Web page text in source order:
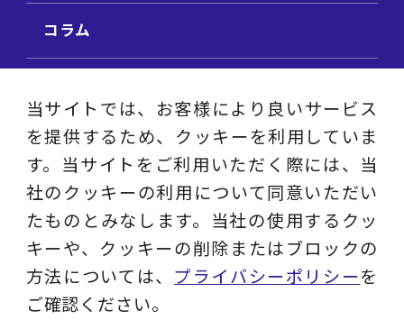
コラム
ビジネステーマ解説集
動画ライブラリ
採用サイト
当サイトでは、お客様により良いサービス
を提供するため、クッキーを利用していま
す。当サイトをご利用いただく際には、当
社のクッキーの利用について同意いただい
たものとみなします。当社の使用するクッ
キーや、クッキーの削除またはブロックの
方法については、 プライバシーポリシーを
ご確認ください。